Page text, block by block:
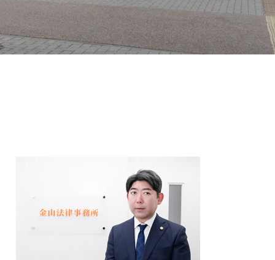
停 不動産トラブル 相談
不動産トラブル
産トラブル 相談
動産トラブル が 得意 な 弁護士
動産トラブル 賃貸
動産 活用 相談